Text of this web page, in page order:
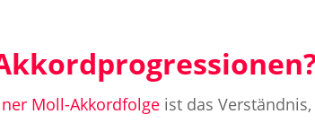
Moll-Akkordfolge ist das